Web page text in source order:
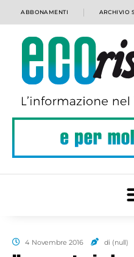
ABBONAMENTI ARCHIVIO
4 Novembre 2016 di (null)